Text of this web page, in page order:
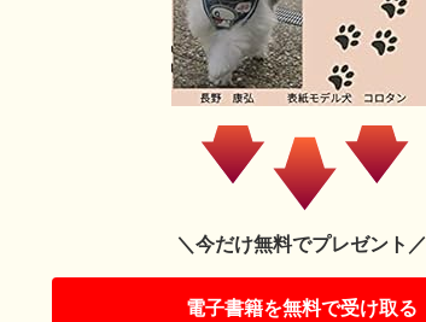
＼今だけ無料でプレゼント／
電子書籍を無料で受け取る